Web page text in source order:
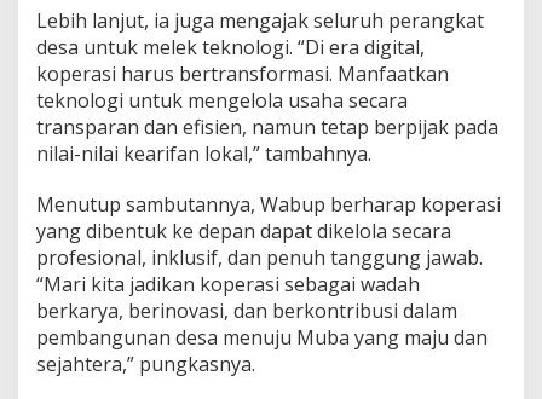
Lebih lanjut, ia juga mengajak seluruh perangkat
desa untuk melek teknologi. “Di era digital,
koperasi harus bertransformasi. Manfaatkan
teknologi untuk mengelola usaha secara
transparan dan efisien, namun tetap berpijak pada
nilai-nilai kearifan lokal,” tambahnya.
Menutup sambutannya, Wabup berharap koperasi
yang dibentuk ke depan dapat dikelola secara
profesional, inklusif, dan penuh tanggung jawab.
“Mari kita jadikan koperasi sebagai wadah
berkarya, berinovasi, dan berkontribusi dalam
pembangunan desa menuju Muba yang maju dan
sejahtera,” pungkasnya.